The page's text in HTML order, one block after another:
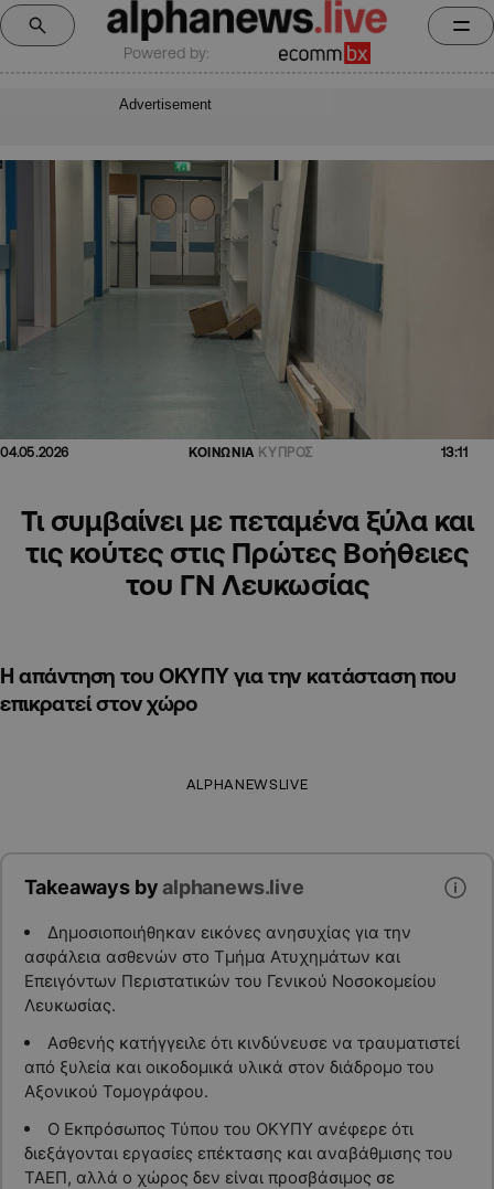
Powered by:
Advertisement
04.05.2026 ΚΟΙΝΩΝΙΑ ΚΥΠΡΟΣ 13:11
Τι συμβαίνει με πεταμένα ξύλα και
τις κούτες στις Πρώτες Βοήθειες
του ΓΝ Λευκωσίας
Η απάντηση του ΟΚΥΠΥ για την κατάσταση που
επικρατεί στον χώρο
ALPHANEWSLIVE
Takeaways byalphanews.live
Δημοσιοποιήθηκαν εικόνες ανησυχίας για την
ασφάλεια ασθενών στο Τμήμα Ατυχημάτων και
Επειγόντων Περιστατικών του Γενικού Νοσοκομείου
Λευκωσίας.
Ασθενής κατήγγειλε ότι κινδύνευσε να τραυματιστεί
από ξυλεία και οικοδομικά υλικά στον διάδρομο του
Αξονικού Τομογράφου.
Ο Εκπρόσωπος Τύπου του ΟΚΥΠΥ ανέφερε ότι
διεξάγονται εργασίες επέκτασης και αναβάθμισης του
ΤΑΕΠ, αλλά ο χώρος δεν είναι προσβάσιμος σε